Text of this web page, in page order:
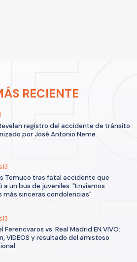
RECIENTE
registro del accidente de tránsito
por José Antonio Neme
Temuco tras fatal accidente que
a un bus de juveniles: "Enviamos
más sinceras condolencias"
Ferencvaros vs. Real Madrid EN VIVO:
VIDEOS y resultado del amistoso